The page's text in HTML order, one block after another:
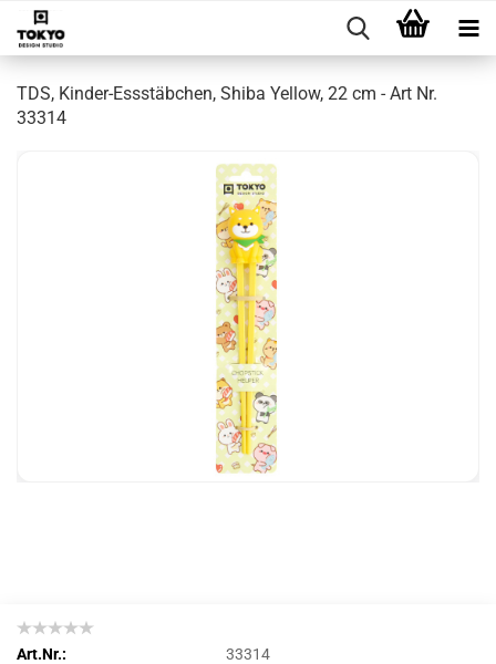
TDS, Kinder-Essstäbchen, Shiba Yellow, 22 cm - Art Nr.
33314
Art.Nr.:
33314